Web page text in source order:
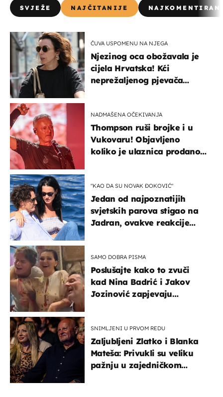
SVJEŽE NAJČITANIJE
ČUVA USPOMENU NA NJEGA
Njezinog oca obožavala je
cijela Hrvatska! Kći
neprežaljenog pjevača
NADMAŠENA OČEKIVANJA
Thompson ruši brojke i u
Vukovaru! Objavljeno
koliko je ulaznica prodano
"KAO DA SU NOVAK ĐOKOVIĆ"
Jedan od najpoznatijih
svjetskih parova stigao na
Jadran, ovakve reakcije
SAMO DOBRA PISMA
Poslušajte kako to zvuči
kad Nina Badrić i Jakov
Jozinović zapjevaju
SNIMLJENI U PRVOM REDU
Zaljubljeni Zlatko i Blanka
Mateša: Privukli su veliku
pažnju u zajedničkom